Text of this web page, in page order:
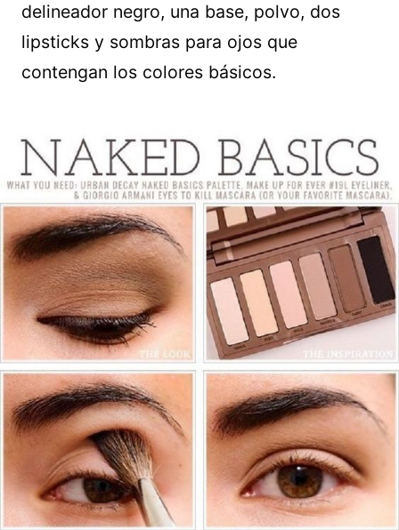
delineador negro, una base, polvo, dos
lipsticks y sombras para ojos que
contengan los colores básicos.